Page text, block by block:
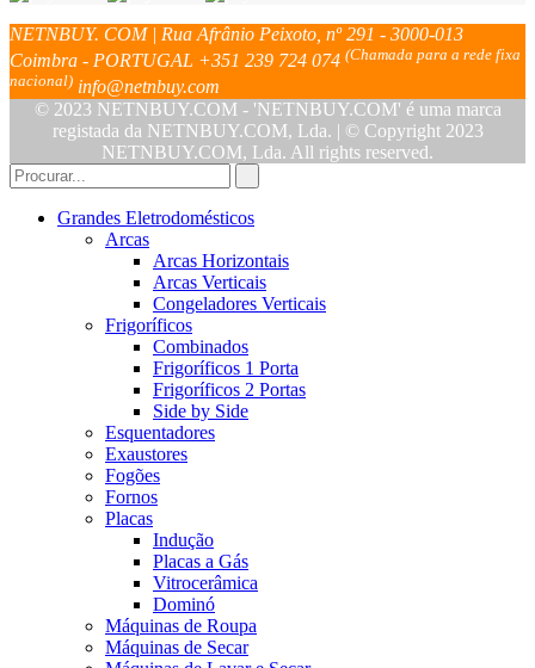
NETNBUY. COM | Rua Afrânio Peixoto, nº 291 - 3000-013
Coimbra - PORTUGAL +351 239 724 074 (Chamada para a rede fixa
nacional) info@netnbuy.com
© 2023 NETNBUY.COM - 'NETNBUY.COM' é uma marca
registada da NETNBUY.COM, Lda. | © Copyright 2023
NETNBUY.COM, Lda. All rights reserved.
Grandes Eletrodomésticos
Arcas
Arcas Horizontais
Arcas Verticais
Congeladores Verticais
Frigoríficos
Combinados
Frigoríficos 1 Porta
Frigoríficos 2 Portas
Side by Side
Esquentadores
Exaustores
Fogões
Fornos
Placas
Indução
Placas a Gás
Vitrocerâmica
Dominó
Máquinas de Roupa
Máquinas de Secar